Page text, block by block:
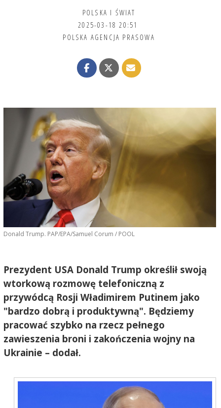
POLSKA I ŚWIAT
2025-03-18 20:51
POLSKA AGENCJA PRASOWA
Donald Trump. PAP/EPA/Samuel Corum / POOL
Prezydent USA Donald Trump określił swoją
wtorkową rozmowę telefoniczną z
przywódcą Rosji Władimirem Putinem jako
"bardzo dobrą i produktywną". Będziemy
pracować szybko na rzecz pełnego
zawieszenia broni i zakończenia wojny na
Ukrainie – dodał.